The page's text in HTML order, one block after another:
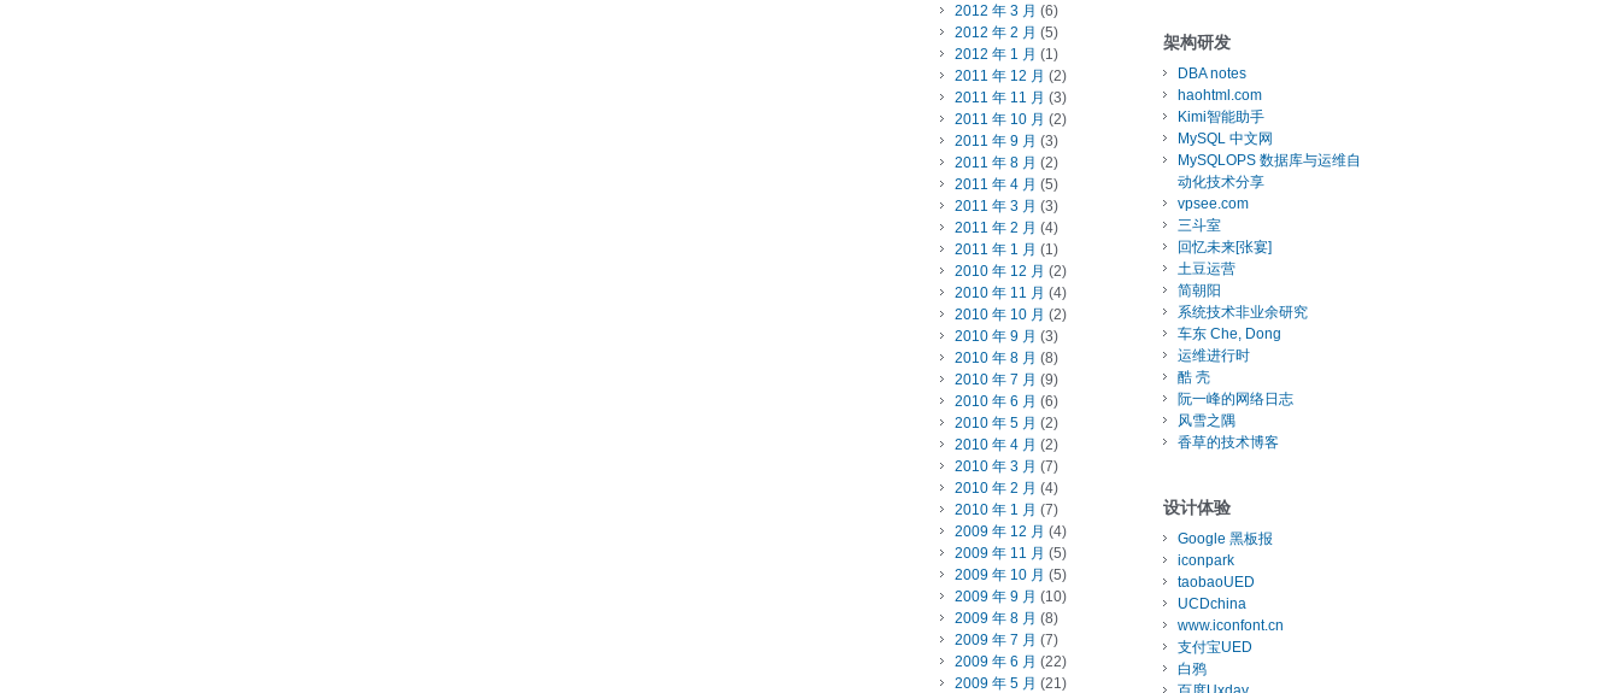
2012 年 3 月 (6)
2012 年 2 月 (5)
2012 年 1 月 (1)
2011 年 12 月 (2)
2011 年 11 月 (3)
2011 年 10 月 (2)
2011 年 9 月 (3)
2011 年 8 月 (2)
2011 年 4 月 (5)
2011 年 3 月 (3)
2011 年 2 月 (4)
2011 年 1 月 (1)
2010 年 12 月 (2)
2010 年 11 月 (4)
2010 年 10 月 (2)
2010 年 9 月 (3)
2010 年 8 月 (8)
2010 年 7 月 (9)
2010 年 6 月 (6)
2010 年 5 月 (2)
2010 年 4 月 (2)
2010 年 3 月 (7)
2010 年 2 月 (4)
2010 年 1 月 (7)
2009 年 12 月 (4)
2009 年 11 月 (5)
2009 年 10 月 (5)
2009 年 9 月 (10)
2009 年 8 月 (8)
2009 年 7 月 (7)
2009 年 6 月 (22)
2009 年 5 月 (21)
架构研发
DBA notes
haohtml.com
Kimi智能助手
MySQL 中文网
MySQLOPS 数据库与运维自
动化技术分享
vpsee.com
三斗室
回忆未来[张宴]
土豆运营
简朝阳
系统技术非业余研究
车东 Che, Dong
运维进行时
酷 壳
阮一峰的网络日志
风雪之隅
香草的技术博客
设计体验
Google 黑板报
iconpark
taobaoUED
UCDchina
www.iconfont.cn
支付宝UED
白鸦